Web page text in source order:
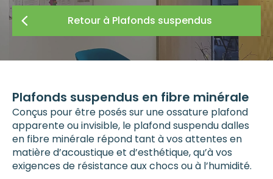
Retour à Plafonds suspendus
Plafonds suspendus en fibre minérale
Conçus pour être posés sur une ossature plafond
apparente ou invisible, le plafond suspendu dalles
en fibre minérale répond tant à vos attentes en
matière d’acoustique et d’esthétique, qu’à vos
exigences de résistance aux chocs ou à l’humidité.